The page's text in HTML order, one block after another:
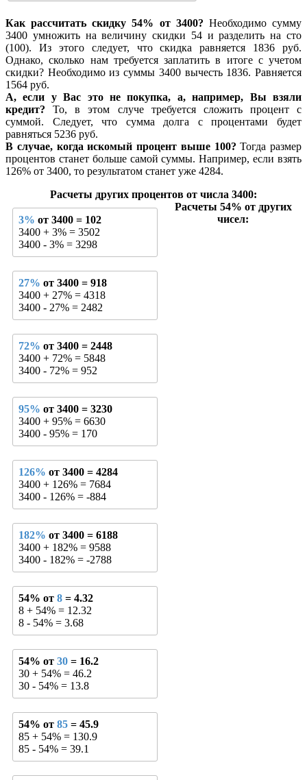
Как рассчитать скидку 54% от 3400? Необходимо сумму
3400 умножить на величину скидки 54 и разделить на сто
(100). Из этого следует, что скидка равняется 1836 руб.
Однако, сколько нам требуется заплатить в итоге с учетом
скидки? Необходимо из суммы 3400 вычесть 1836. Равняется
1564 руб.
А, если у Вас это не покупка, а, например, Вы взяли
кредит? То, в этом случе требуется сложить процент с
суммой. Следует, что сумма долга с процентами будет
равняться 5236 руб.
В случае, когда искомый процент выше 100? Тогда размер
процентов станет больше самой суммы. Например, если взять
126% от 3400, то результатом станет уже 4284.
Расчеты других процентов от числа 3400:
3% от 3400 = 102
3400 + 3% = 3502
3400 - 3% = 3298
27% от 3400 = 918
3400 + 27% = 4318
3400 - 27% = 2482
72% от 3400 = 2448
3400 + 72% = 5848
3400 - 72% = 952
95% от 3400 = 3230
3400 + 95% = 6630
3400 - 95% = 170
126% от 3400 = 4284
3400 + 126% = 7684
3400 - 126% = -884
182% от 3400 = 6188
3400 + 182% = 9588
3400 - 182% = -2788
Расчеты 54% от других
чисел:
54% от 8 = 4.32
8 + 54% = 12.32
8 - 54% = 3.68
54% от 30 = 16.2
30 + 54% = 46.2
30 - 54% = 13.8
54% от 85 = 45.9
85 + 54% = 130.9
85 - 54% = 39.1